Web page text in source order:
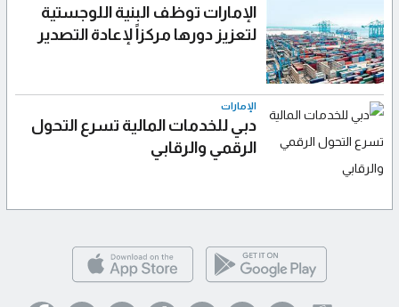
الإمارات توظف البنية اللوجستية
لتعزيز دورها مركزاً لإعادة التصدير
الإمارات
دبي للخدمات المالية تسرع التحول
الرقمي والرقابي